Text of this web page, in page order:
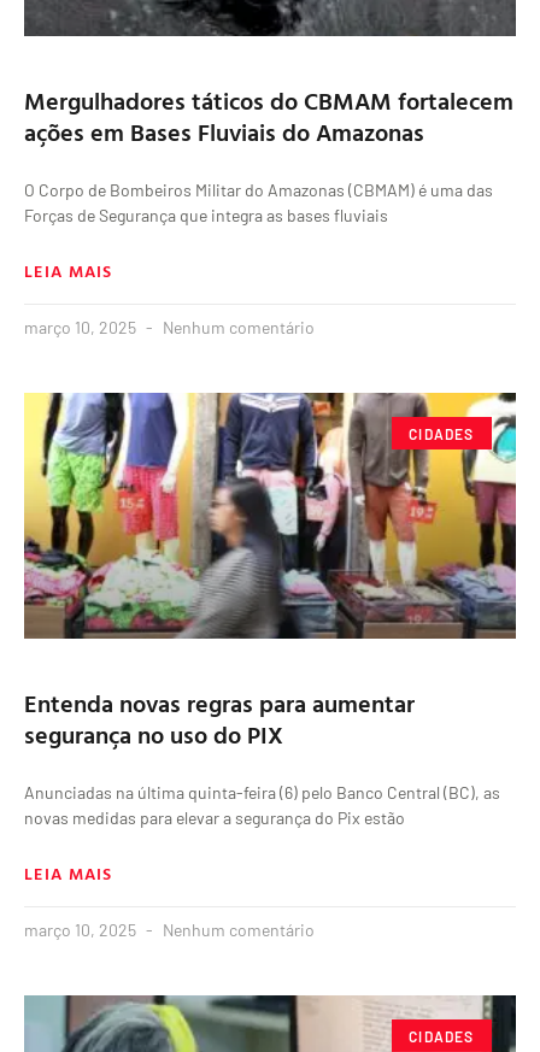
Mergulhadores táticos do CBMAM fortalecem
ações em Bases Fluviais do Amazonas
O Corpo de Bombeiros Militar do Amazonas (CBMAM) é uma das
Forças de Segurança que integra as bases fluviais
LEIA MAIS
março 10, 2025 Nenhum comentário
CIDADES
Entenda novas regras para aumentar
segurança no uso do PIX
Anunciadas na última quinta-feira (6) pelo Banco Central (BC), as
novas medidas para elevar a segurança do Pix estão
LEIA MAIS
março 10, 2025 Nenhum comentário
CIDADES